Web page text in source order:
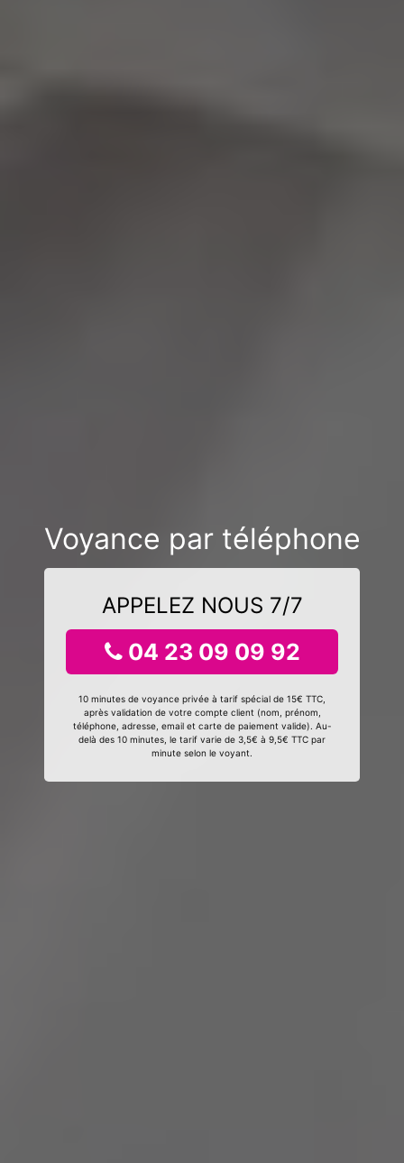
Voyance par téléphone
APPELEZ NOUS 7/7
04 23 09 09 92
10 minutes de voyance privée à tarif spécial de 15€ TTC,
après validation de votre compte client (nom, prénom,
téléphone, adresse, email et carte de paiement valide). Au-
delà des 10 minutes, le tarif varie de 3,5€ à 9,5€ TTC par
minute selon le voyant.